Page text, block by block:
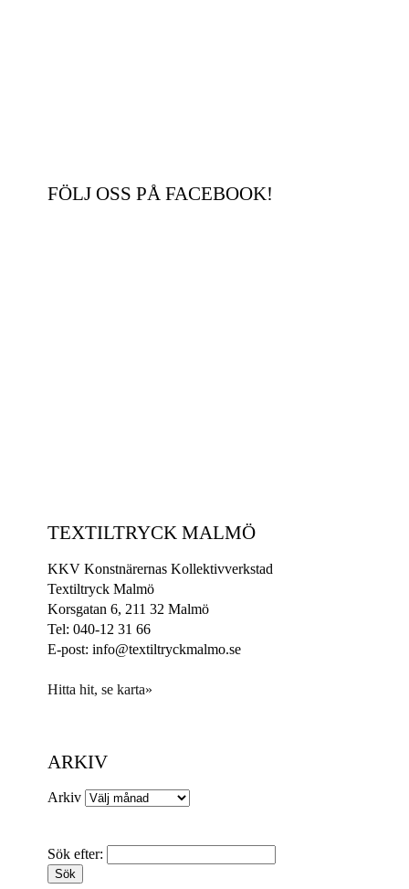
FÖLJ OSS PÅ FACEBOOK!
TEXTILTRYCK MALMÖ
KKV Konstnärernas Kollektivverkstad
Textiltryck Malmö
Korsgatan 6, 211 32 Malmö
Tel: 040-12 31 66
E-post: info@textiltryckmalmo.se
Hitta hit, se karta»
ARKIV
Arkiv
Sök efter: